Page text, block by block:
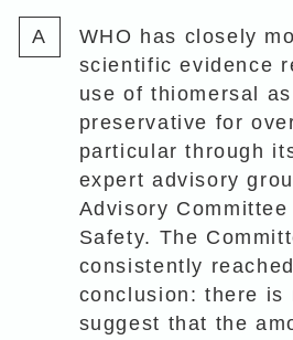
WHO has closely
scientific evidence
use of thiomersal
preservative for
particular through
expert advisory
Advisory
Safety. The
consistently
conclusion: there is
suggest that the